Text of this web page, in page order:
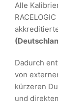
Alle
Dadurch
von
kürzeren
und